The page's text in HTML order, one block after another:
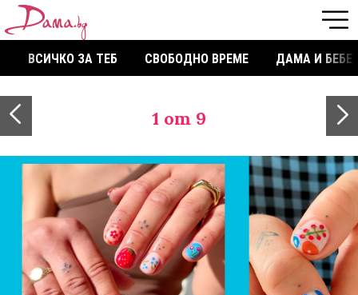
ВСИЧКО ЗА ТЕБ СВОБОДНО ВРЕМЕ ДАМА И БЕБЕ
1 от 9